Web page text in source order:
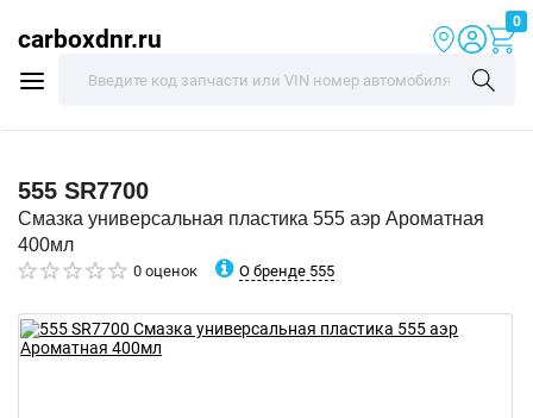
carboxdnr.ru
0
555 SR7700
Смазка универсальная пластика 555 аэр Ароматная
400мл
0 оценок О бренде 555